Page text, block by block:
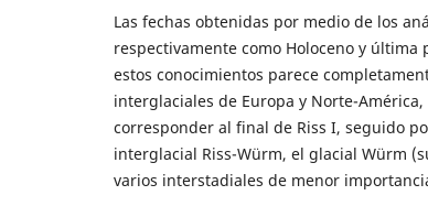
Las fechas obtenidas por medio de los
respectivamente como Holoceno y
estos conocimientos parece
interglaciales de Europa y Norte-
corresponder al final de Riss I, seguido
interglacial Riss-Würm, el glacial Würm
varios interstadiales de menor